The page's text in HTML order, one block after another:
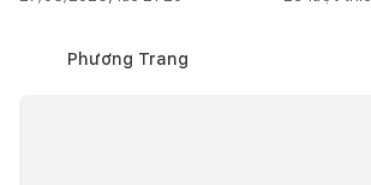
Phương Trang